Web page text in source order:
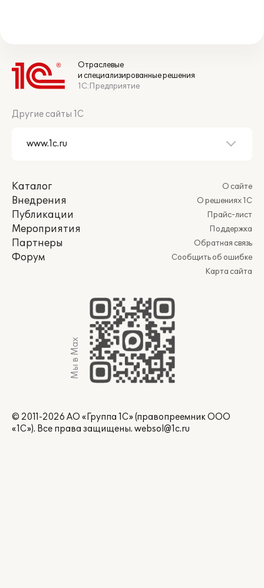
Отраслевые
и специализированные решения
1С:Предприятие
Другие сайты 1С
Каталог
Внедрения
Публикации
Мероприятия
Партнеры
Форум
О сайте
О решениях 1С
Прайс-лист
Поддержка
Обратная связь
Сообщить об ошибке
Карта сайта
Мы в Max
© 2011-2026 АО «Группа 1С» (правопреемник ООО
«1С»). Все права защищены. websol@1c.ru